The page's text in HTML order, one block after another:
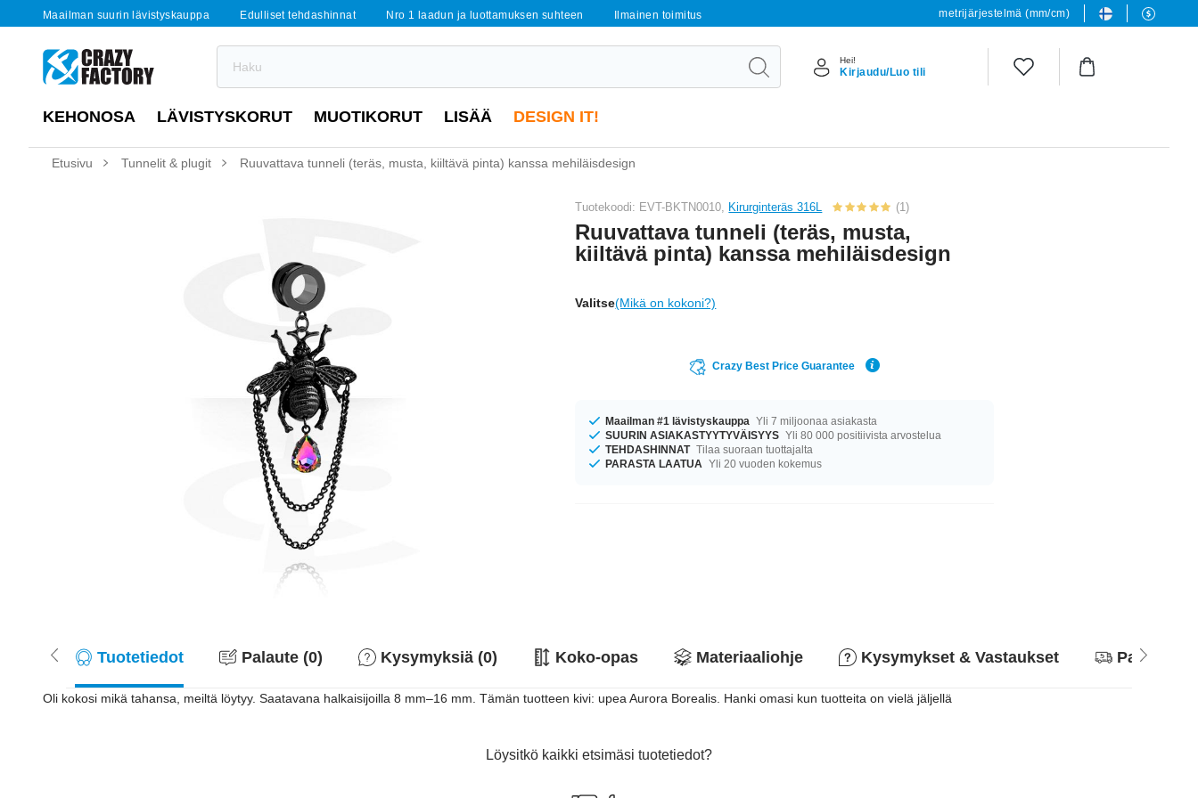
Maailman suurin lävistyskauppa Edulliset tehdashinnat Nro 1 laadun ja luottamuksen suhteen Ilmainen toimitus metrijärjestelmä (mm/cm)
Hei!
Kirjaudu/Luo tili
KEHONOSA LÄVISTYSKORUT MUOTIKORUT LISÄÄ DESIGN IT!
Etusivu Tunnelit & plugit Ruuvattava tunneli (teräs, musta, kiiltävä pinta) kanssa mehiläisdesign
Tuotekoodi: EVT-BKTN0010, Kirurginteräs 316L (1)
Ruuvattava tunneli (teräs, musta,
kiiltävä pinta) kanssa mehiläisdesign
Valitse(Mikä on kokoni?)
Crazy Best Price Guarantee
Maailman #1 lävistyskauppa Yli 7 miljoonaa asiakasta
SUURIN ASIAKASTYYTYVÄISYYS Yli 80 000 positiivista arvostelua
TEHDASHINNAT Tilaa suoraan tuottajalta
PARASTA LAATUA Yli 20 vuoden kokemus
Tuotetiedot Palaute (0) Kysymyksiä (0) Koko-opas Materiaaliohje Kysymykset & Vastaukset
Oli kokosi mikä tahansa, meiltä löytyy. Saatavana halkaisijoilla 8 mm–16 mm. Tämän tuotteen kivi: upea Aurora Borealis. Hanki omasi kun tuotteita on vielä jäljellä
Löysitkö kaikki etsimäsi tuotetiedot?